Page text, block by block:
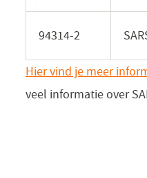
94314-2
Hier vind je meer
veel informatie over